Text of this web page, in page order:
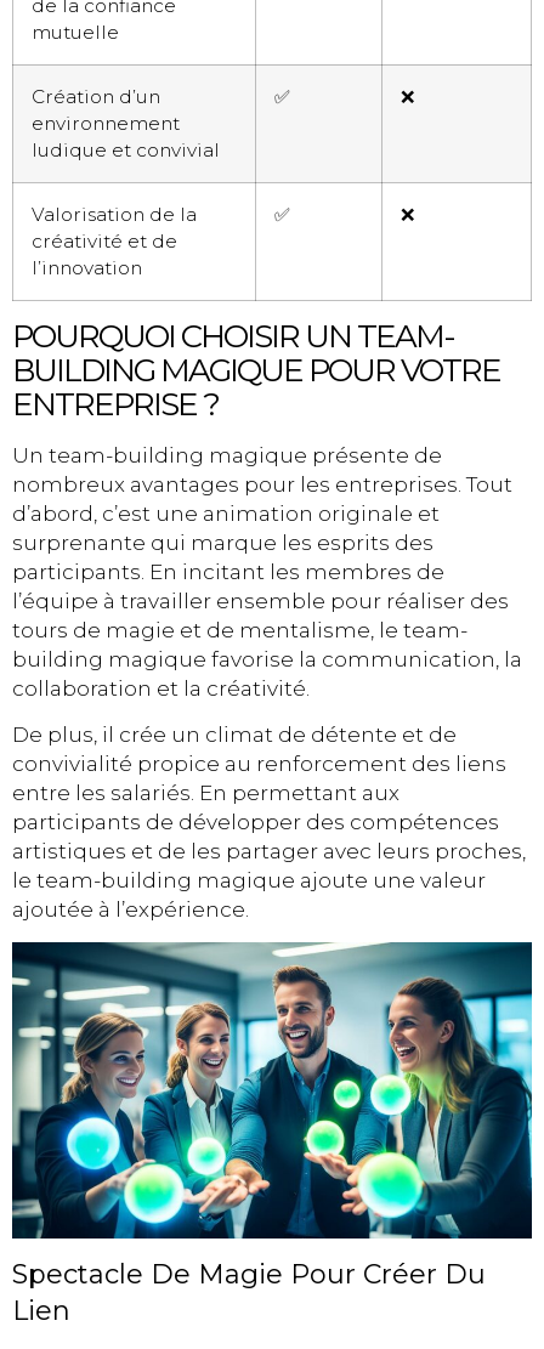
de la confiance
mutuelle
Création d’un
environnement
ludique et convivial
✅ ❌
Valorisation de la
créativité et de
l’innovation
✅ ❌
POURQUOI CHOISIR UN TEAM-
BUILDING MAGIQUE POUR VOTRE
ENTREPRISE ?
Un team-building magique présente de
nombreux avantages pour les entreprises. Tout
d’abord, c’est une animation originale et
surprenante qui marque les esprits des
participants. En incitant les membres de
l’équipe à travailler ensemble pour réaliser des
tours de magie et de mentalisme, le team-
building magique favorise la communication, la
collaboration et la créativité.
De plus, il crée un climat de détente et de
convivialité propice au renforcement des liens
entre les salariés. En permettant aux
participants de développer des compétences
artistiques et de les partager avec leurs proches,
le team-building magique ajoute une valeur
ajoutée à l’expérience.
Spectacle De Magie Pour Créer Du
Lien